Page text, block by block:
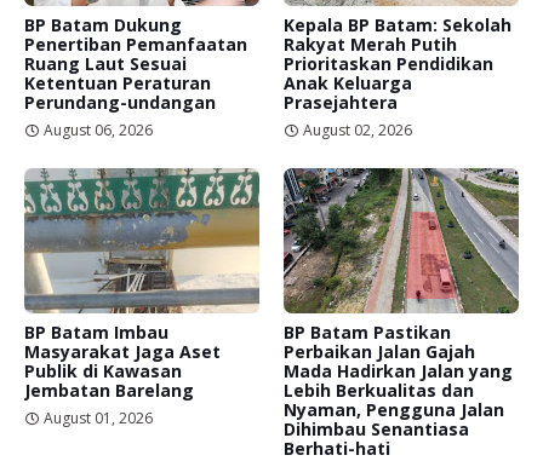
BP Batam Dukung
Penertiban Pemanfaatan
Ruang Laut Sesuai
Ketentuan Peraturan
Perundang-undangan
August 06, 2026
Kepala BP Batam: Sekolah
Rakyat Merah Putih
Prioritaskan Pendidikan
Anak Keluarga
Prasejahtera
August 02, 2026
BP Batam Imbau
Masyarakat Jaga Aset
Publik di Kawasan
Jembatan Barelang
August 01, 2026
BP Batam Pastikan
Perbaikan Jalan Gajah
Mada Hadirkan Jalan yang
Lebih Berkualitas dan
Nyaman, Pengguna Jalan
Dihimbau Senantiasa
Berhati-hati